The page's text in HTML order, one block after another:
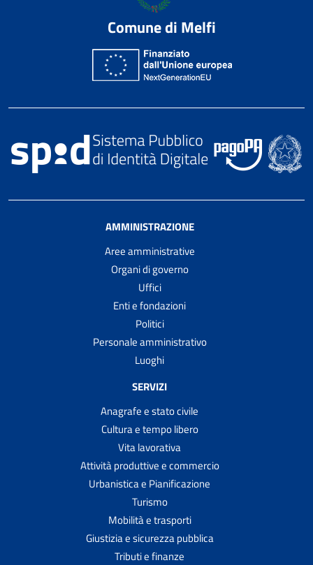
Comune di Melfi
AMMINISTRAZIONE
Aree amministrative
Organi di governo
Uffici
Enti e fondazioni
Politici
Personale amministrativo
Luoghi
SERVIZI
Anagrafe e stato civile
Cultura e tempo libero
Vita lavorativa
Attività produttive e commercio
Urbanistica e Pianificazione
Turismo
Mobilità e trasporti
Giustizia e sicurezza pubblica
Tributi e finanze